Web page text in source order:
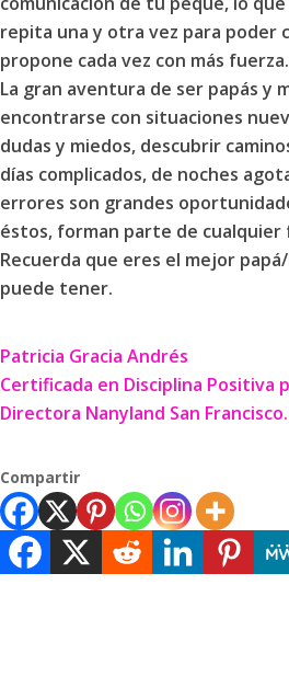
repita una y otra vez para poder
propone cada vez con más fuerza.
La gran aventura de ser papás y
encontrarse con situaciones
dudas y miedos, descubrir
días complicados, de noches
errores son grandes
éstos, forman parte de cualquier
Recuerda que eres el mejor
puede tener.
Patricia Gracia Andrés
Certificada en Disciplina Positiva
Directora Nanyland San Francisco.
Compartir